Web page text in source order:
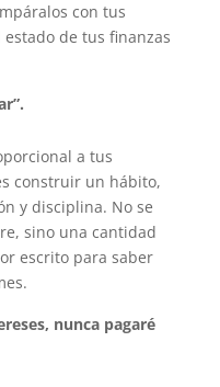
con tus
de tus finanzas
a tus
construir un hábito,
y disciplina. No se
sino una cantidad
escrito para saber
nunca pagaré